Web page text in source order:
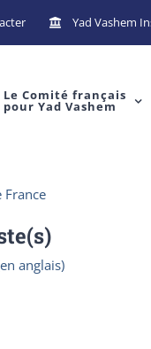
Yad Vashem
Le Comité français
pour Yad Vashem
France
anglais)